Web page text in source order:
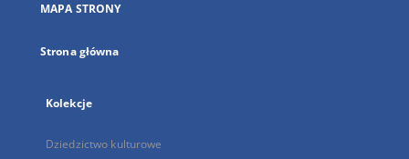
karcie
MAPA STRONY
Strona główna
Kolekcje
Dziedzictwo kulturowe